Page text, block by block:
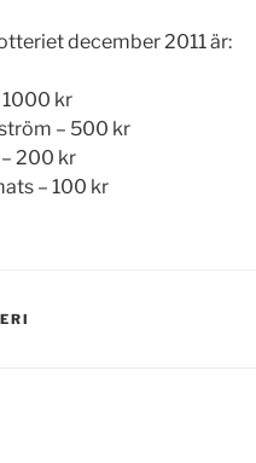
december 2011 är:
1000 kr
– 500 kr
200 kr
– 100 kr